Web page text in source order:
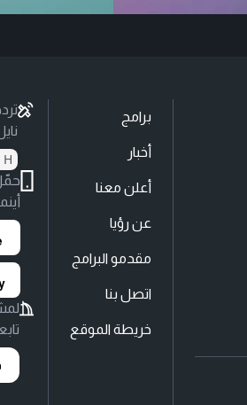
برامج
أخبار
أعلن معنا
عن رؤيا
مقدمو البرامج
اتصل بنا
خريطة الموقع